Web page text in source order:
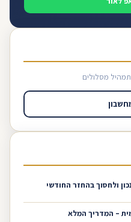
מסלולים
ולחסוך בהחזר החודשי
– המדריך המלא